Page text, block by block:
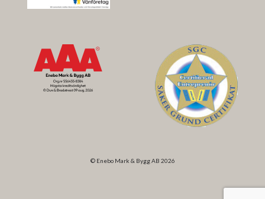
© Enebo Mark & Bygg AB 2026